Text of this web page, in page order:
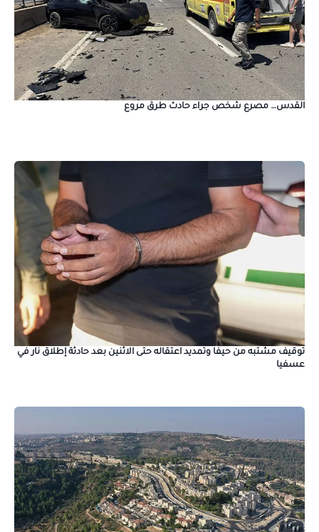
القدس… مصرع شخص جراء حادث طرق مروع
توقيف مشتبه من حيفا وتمديد اعتقاله حتى الاثنين بعد حادثة إطلاق نار في
عسفيا